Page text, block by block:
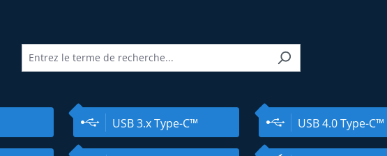
USB 3.x Type-C™ USB 4.0 Type-C™